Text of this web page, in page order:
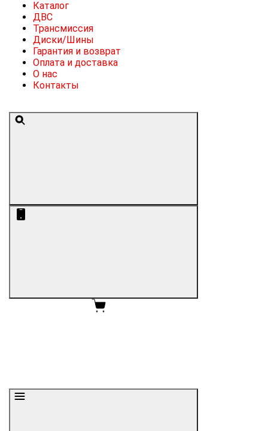
Каталог
ДВС
Трансмиссия
Диски/Шины
Гарантия и возврат
Оплата и доставка
О нас
Контакты